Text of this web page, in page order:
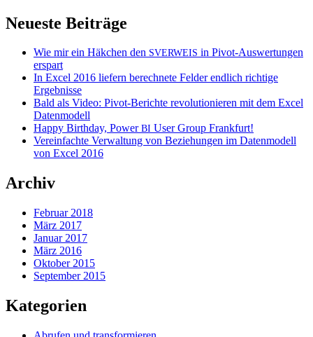
Neueste Beiträge
Wie mir ein Häkchen den SVERWEIS in Pivot-Auswertungen
erspart
In Excel 2016 liefern berechnete Felder endlich richtige
Ergebnisse
Bald als Video: Pivot-Berichte revolutionieren mit dem Excel
Datenmodell
Happy Birthday, PowerBI User Group Frankfurt!
Vereinfachte Verwaltung von Beziehungen im Datenmodell
von Excel 2016
Archiv
Februar 2018
März 2017
Januar 2017
März 2016
Oktober 2015
September 2015
Kategorien